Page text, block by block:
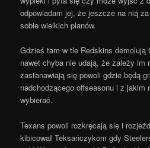
odpowiadam jej, że jeszcze na nią
sobie wielkich planów.
Gdzieś tam w tle Redskins demolują
nawet chyba nie udają, że zależy im
zastanawiają się powoli gdzie będą
nadchodzącego offseasonu i z jakim
wybierać.
Texans powoli rozkręcają się i
kibicował Teksańczykom gdy